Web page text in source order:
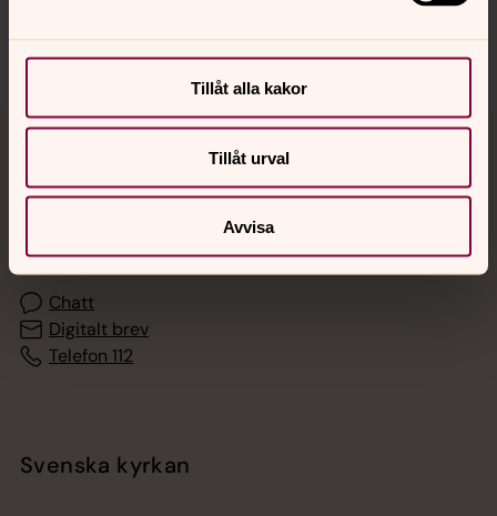
Tillåt alla kakor
Tillåt urval
Avvisa
Jourhavande präst
med en präst på kvällar och nätter.
Chatt
Digitalt brev
Telefon 112
Svenska kyrkan